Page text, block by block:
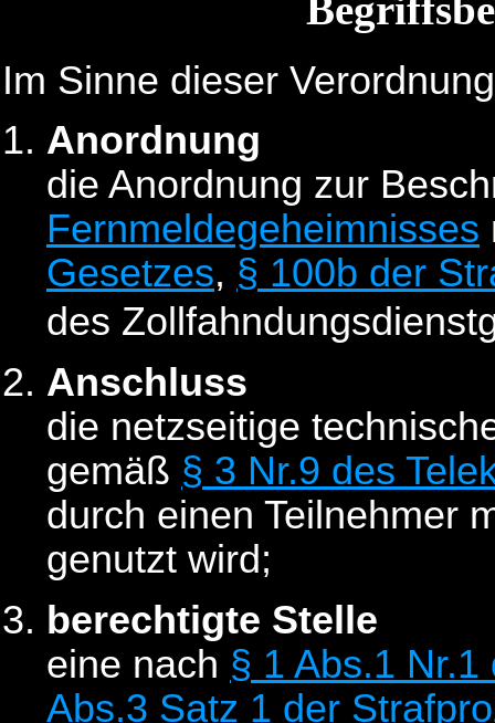
Im Sinne dieser
Anordnung
die Anordnung zur
Fernmeldegeheimnisses
Gesetzes, § 100b der
des
Anschluss
die netzseitige
gemäß § 3 Nr.9 des
durch einen Teilnehmer
genutzt wird;
berechtigte Stelle
eine nach § 1 Abs.1
Abs.3 Satz 1 der